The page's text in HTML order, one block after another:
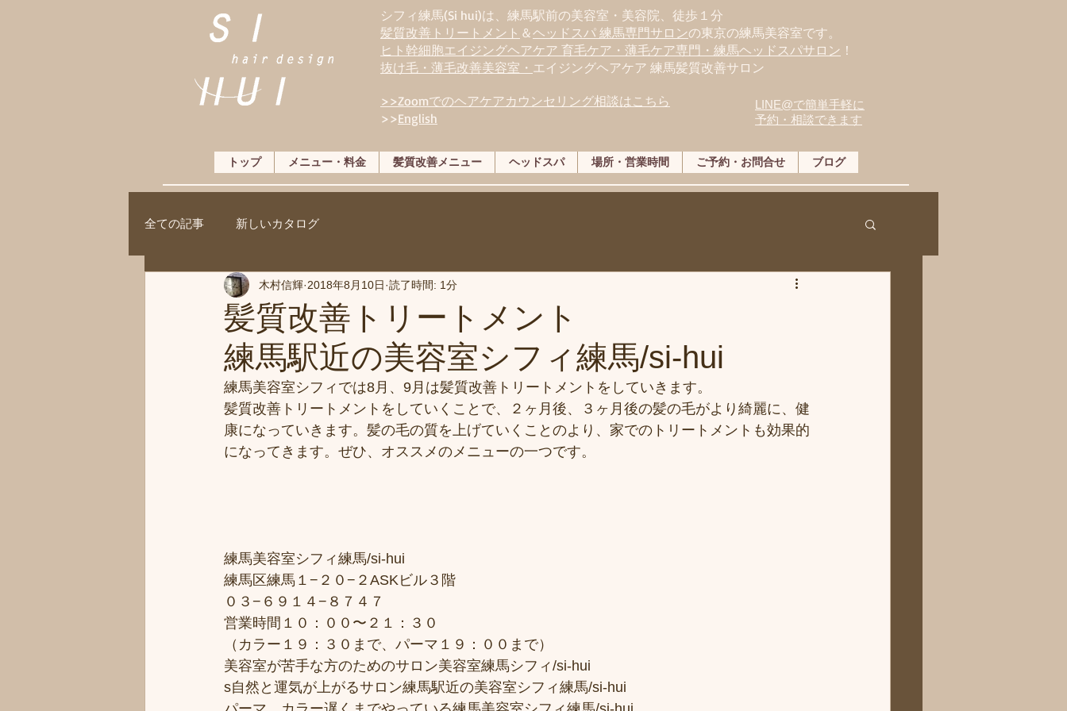
シフィ練馬(Si hui)は、 練馬駅前の美容室・美容院、徒歩１分
髪質改善トリートメント ＆ヘッドスパ 練馬専門サロンの東京の練馬美容室です。
ヒト幹細胞エイジングヘアケア 育毛ケア・薄毛ケア専門・練馬ヘッドスパサロン ！
抜け毛・薄毛改善美容室・ エイジングヘアケア 練馬髪質改善サロン
>>Zoomでのヘアケアカウンセリング相談はこちら
>>English
LINE@で簡単手軽に
予約・相談できます
トップ メニュー・料金 髪質改善メニュー ヘッドスパ 場所・営業時間 ご予約・お問合せ ブログ
全ての記事 新しいカタログ
髪質改善トリートメント
練馬駅近の美容室シフィ練馬/si-hui
木村信輝 2018年8月10日 読了時間: 1分
練馬美容室シフィでは8月、9月は髪質改善トリートメントをしていきます。
髪質改善トリートメントをしていくことで、２ヶ月後、３ヶ月後の髪の毛がより綺麗に、健
康になっていきます。髪の毛の質を上げていくことのより、家でのトリートメントも効果的
になってきます。ぜひ、オススメのメニューの一つです。
練馬美容室シフィ練馬/si-hui
練馬区練馬１−２０−２ASKビル３階
０３−６９１４−８７４７
営業時間１０：００〜２１：３０
（カラー１９：３０まで、パーマ１９：００まで）
美容室が苦手な方のためのサロン美容室練馬シフィ/si-hui
s自然と運気が上がるサロン練馬駅近の美容室シフィ練馬/si-hui